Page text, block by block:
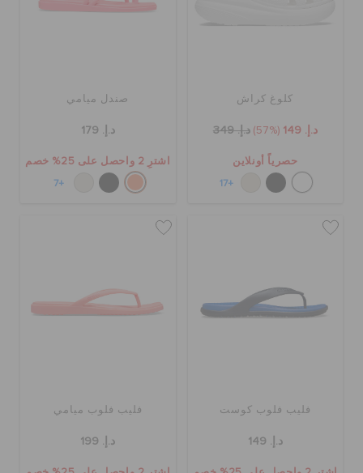
كلوغ كراش
د.إ. 149 (57%) د.إ. 349
حصرياً أونلاين
+17
صندل ميامي
د.إ. 179
اشترِ 2 واحصل على 25% خصم
+7
فليب فلوب كوست
د.إ. 149
فليب فلوب ميامي
د.إ. 199